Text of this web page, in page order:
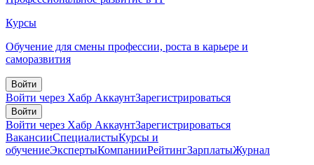
Курсы
Обучение для смены профессии, роста в карьере и
саморазвития
Войти
Войти через Хабр АккаунтЗарегистрироваться
Войти
Войти через Хабр АккаунтЗарегистрироваться
ВакансииСпециалистыКурсы и
обучениеЭкспертыКомпанииРейтингЗарплатыЖурнал